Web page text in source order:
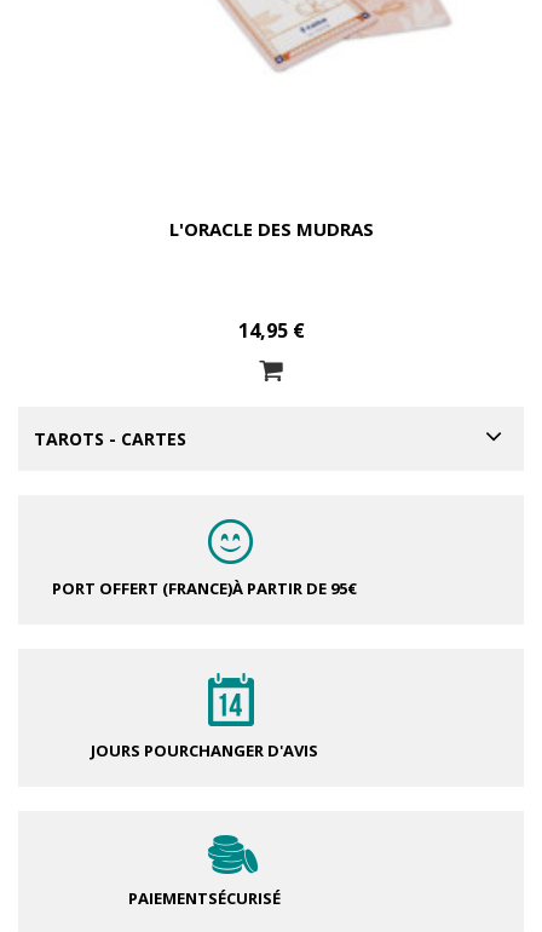
L'ORACLE DES MUDRAS
14,95 €
TAROTS - CARTES
PORT OFFERT (FRANCE)À PARTIR DE 95€
JOURS POURCHANGER D'AVIS
PAIEMENTSÉCURISÉ